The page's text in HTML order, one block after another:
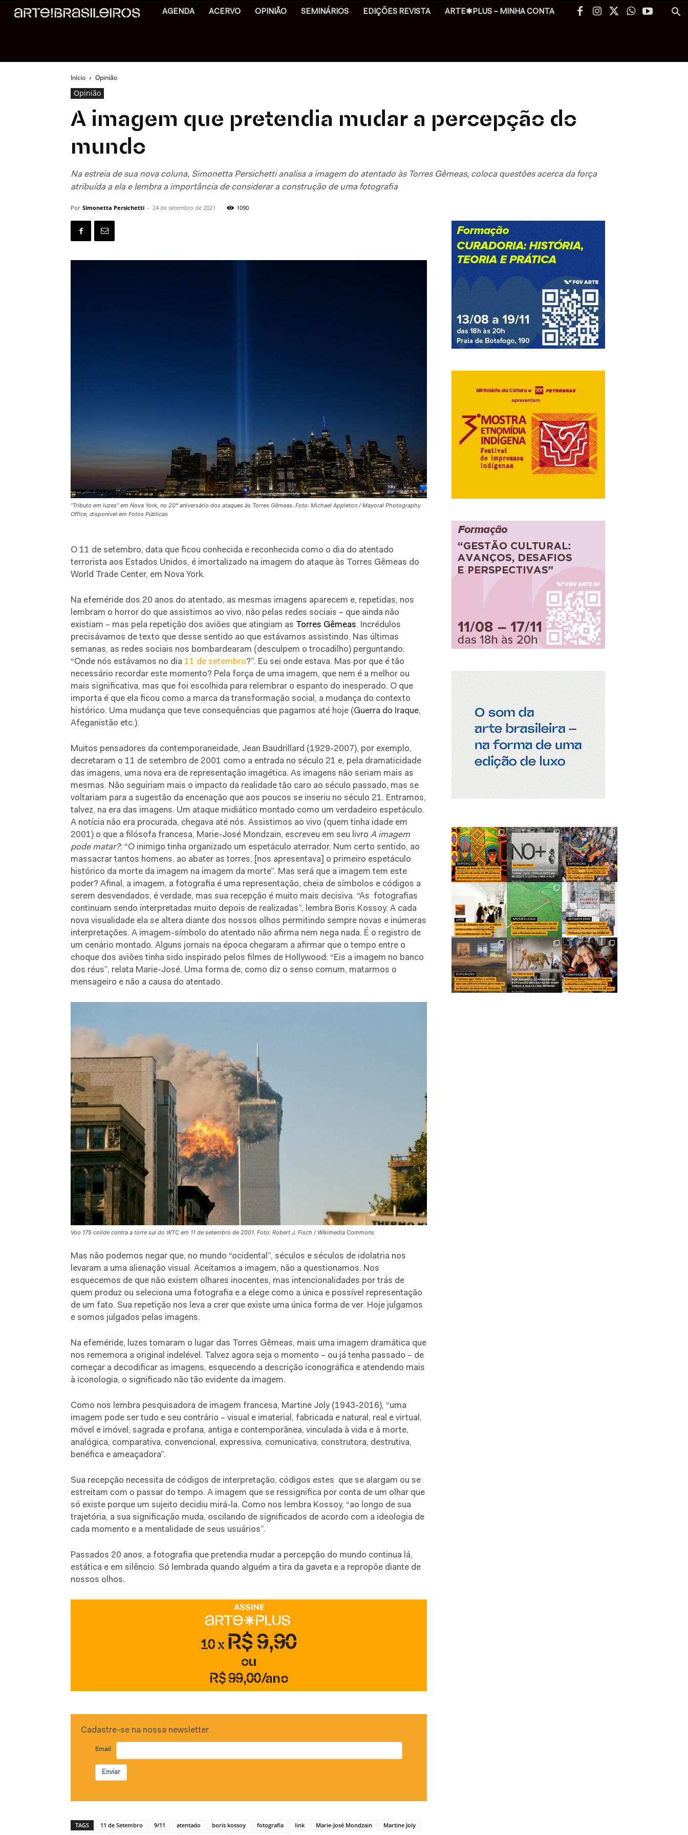
AGENDA ACERVO OPINIÃO SEMINÁRIOS EDIÇÕES REVISTA ARTE✱PLUS – MINHA CONTA
Início Opinião
Opinião
A imagem que pretendia mudar a percepção do
mundo
Na estreia de sua nova coluna, Simonetta Persichetti analisa a imagem do atentado às Torres Gêmeas, coloca questões acerca da força
atribuída a ela e lembra a importância de considerar a construção de uma fotografia
Por Simonetta Persichetti - 24 de setembro de 2021 1090
“Tributo em luzes” em Nova York, no 20° aniversário dos ataques às Torres Gêmeas. Foto: Michael Appleton / Mayoral Photography
Office, disponível em Fotos Públicas
O 11 de setembro, data que ficou conhecida e reconhecida como o dia do atentado
terrorista aos Estados Unidos, é imortalizado na imagem do ataque às Torres Gêmeas do
World Trade Center, em Nova York.
Na efeméride dos 20 anos do atentado, as mesmas imagens aparecem e, repetidas, nos
lembram o horror do que assistimos ao vivo, não pelas redes sociais – que ainda não
existiam – mas pela repetição dos aviões que atingiam as Torres Gêmeas. Incrédulos
precisávamos de texto que desse sentido ao que estávamos assistindo. Nas últimas
semanas, as redes sociais nos bombardearam (desculpem o trocadilho) perguntando:
“Onde nós estávamos no dia 11 de setembro?”. Eu sei onde estava. Mas por que é tão
necessário recordar este momento? Pela força de uma imagem, que nem é a melhor ou
mais significativa, mas que foi escolhida para relembrar o espanto do inesperado. O que
importa é que ela ficou como a marca da transformação social, a mudança do contexto
histórico. Uma mudança que teve consequências que pagamos até hoje (Guerra do Iraque,
Afeganistão etc.).
Muitos pensadores da contemporaneidade, Jean Baudrillard (1929-2007), por exemplo,
decretaram o 11 de setembro de 2001 como a entrada no século 21 e, pela dramaticidade
das imagens, uma nova era de representação imagética. As imagens não seriam mais as
mesmas. Não seguiriam mais o impacto da realidade tão caro ao século passado, mas se
voltariam para a sugestão da encenação que aos poucos se inseriu no século 21. Entramos,
talvez, na era das imagens. Um ataque midiático montado como um verdadeiro espetáculo.
A notícia não era procurada, chegava até nós. Assistimos ao vivo (quem tinha idade em
2001) o que a filósofa francesa, Marie-José Mondzain, escreveu em seu livro A imagem
pode matar?: “O inimigo tinha organizado um espetáculo aterrador. Num certo sentido, ao
massacrar tantos homens, ao abater as torres, [nos apresentava] o primeiro espetáculo
histórico da morte da imagem na imagem da morte”. Mas será que a imagem tem este
poder? Afinal, a imagem, a fotografia é uma representação, cheia de símbolos e códigos a
serem desvendados, é verdade, mas sua recepção é muito mais decisiva. “As fotografias
continuam sendo interpretadas muito depois de realizadas”, lembra Boris Kossoy. A cada
nova visualidade ela se altera diante dos nossos olhos permitindo sempre novas e inúmeras
interpretações. A imagem-símbolo do atentado não afirma nem nega nada. É o registro de
um cenário montado. Alguns jornais na época chegaram a afirmar que o tempo entre o
choque dos aviões tinha sido inspirado pelos filmes de Hollywood: “Eis a imagem no banco
dos réus”, relata Marie-José. Uma forma de, como diz o senso comum, matarmos o
mensageiro e não a causa do atentado.
Voo 175 colide contra a torre sul do WTC em 11 de setembro de 2001. Foto: Robert J. Fisch / Wikimedia Commons
Mas não podemos negar que, no mundo “ocidental”, séculos e séculos de idolatria nos
levaram a uma alienação visual. Aceitamos a imagem, não a questionamos. Nos
esquecemos de que não existem olhares inocentes, mas intencionalidades por trás de
quem produz ou seleciona uma fotografia e a elege como a única e possível representação
de um fato. Sua repetição nos leva a crer que existe uma única forma de ver. Hoje julgamos
e somos julgados pelas imagens.
Na efeméride, luzes tomaram o lugar das Torres Gêmeas, mais uma imagem dramática que
nos rememora a original indelével. Talvez agora seja o momento – ou já tenha passado – de
começar a decodificar as imagens, esquecendo a descrição iconográfica e atendendo mais
à iconologia, o significado não tão evidente da imagem.
Como nos lembra pesquisadora de imagem francesa, Martine Joly (1943-2016), “uma
imagem pode ser tudo e seu contrário – visual e imaterial, fabricada e natural, real e virtual,
móvel e imóvel, sagrada e profana, antiga e contemporânea, vinculada à vida e à morte,
analógica, comparativa, convencional, expressiva, comunicativa, construtora, destrutiva,
benéfica e ameaçadora”.
Sua recepção necessita de códigos de interpretação, códigos estes que se alargam ou se
estreitam com o passar do tempo. A imagem que se ressignifica por conta de um olhar que
só existe porque um sujeito decidiu mirá-la. Como nos lembra Kossoy, “ao longo de sua
trajetória, a sua significação muda, oscilando de significados de acordo com a ideologia de
cada momento e a mentalidade de seus usuários”.
Passados 20 anos, a fotografia que pretendia mudar a percepção do mundo continua lá,
estática e em silêncio. Só lembrada quando alguém a tira da gaveta e a repropõe diante de
nossos olhos.
Cadastre-se na nossa newsletter
Email
Enviar
TAGS 11 de Setembro 9/11 atentado boris kossoy fotografia link Marie-José Mondzain
Martine Joly